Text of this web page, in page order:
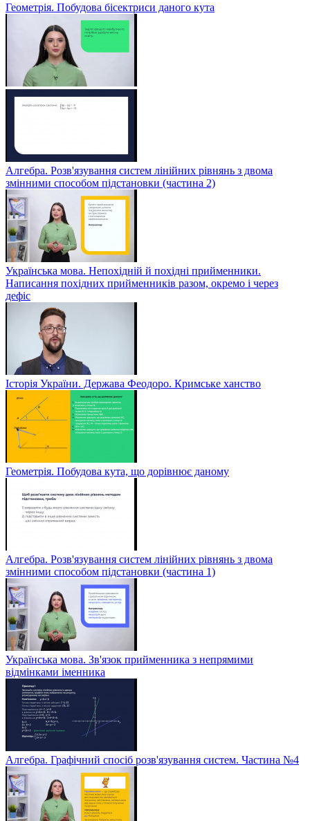
Геометрія. Побудова бісектриси даного кута
Алгебра. Розв'язування систем лінійних рівнянь з двома
змінними способом підстановки (частина 2)
Українська мова. Непохідній й похідні прийменники.
Написання похідних прийменників разом, окремо і через
дефіс
Історія України. Держава Феодоро. Кримське ханство
Геометрія. Побудова кута, що дорівнює даному
Алгебра. Розв'язування систем лінійних рівнянь з двома
змінними способом підстановки (частина 1)
Українська мова. Зв'язок прийменника з непрямими
відмінками іменника
Алгебра. Графічний спосіб розв'язування систем. Частина №4